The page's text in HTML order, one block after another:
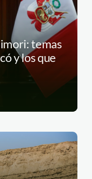
temas
y los que